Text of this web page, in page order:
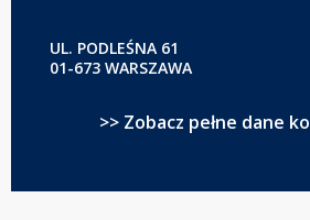
UL. PODLEŚNA 61
01-673 WARSZAWA
>> Zobacz pełne dane